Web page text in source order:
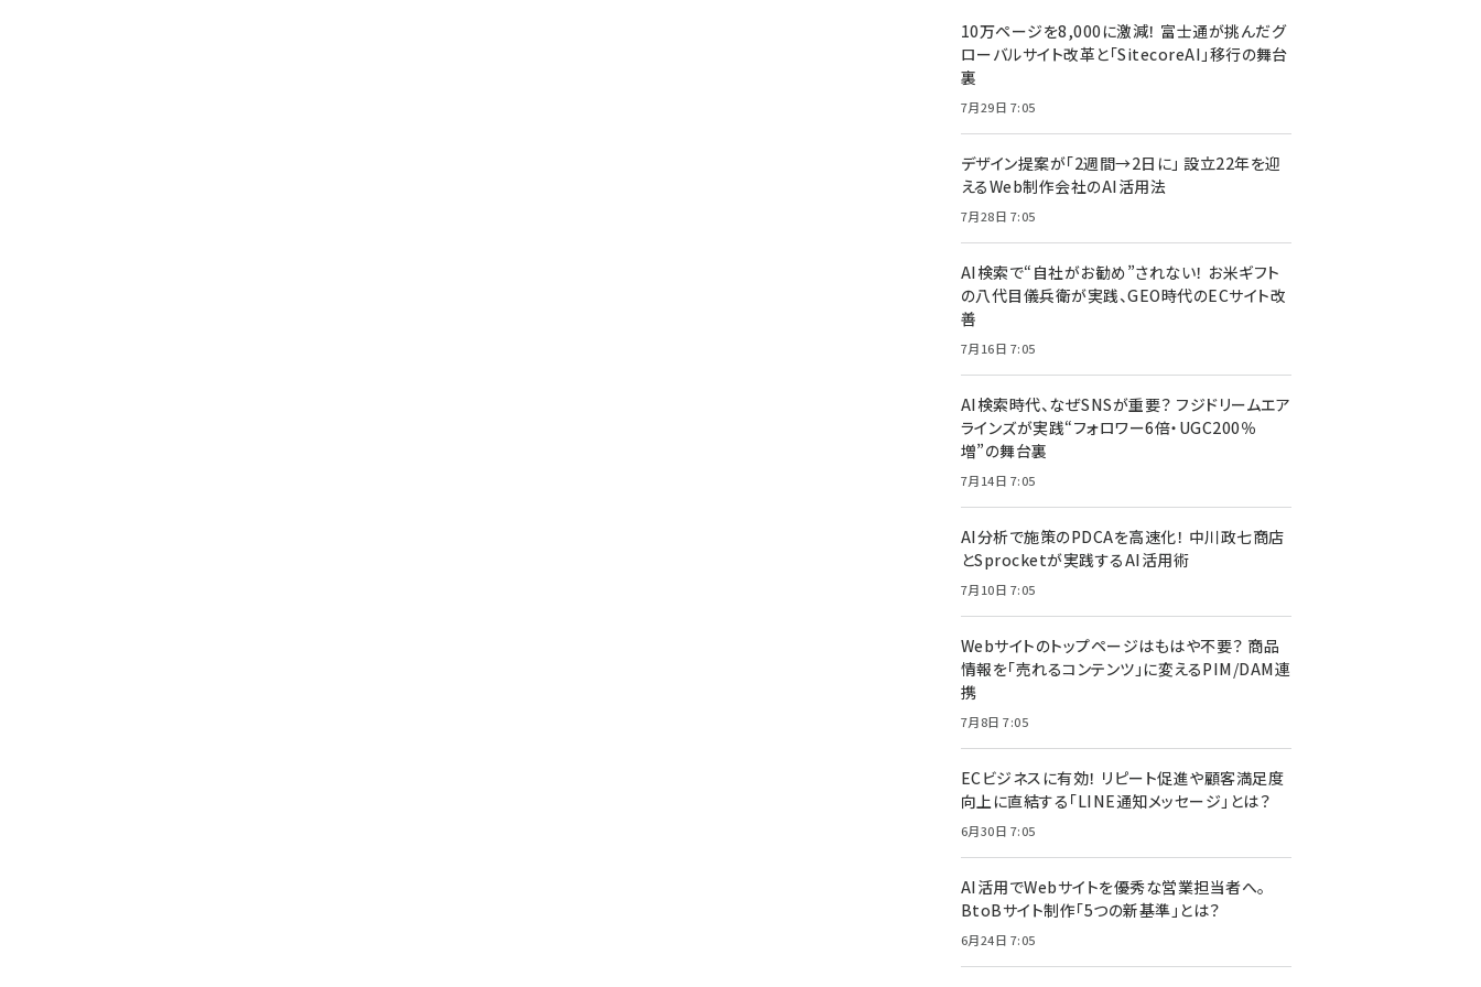
10万ページを8,000に激減！ 富士通が挑んだグ
ローバルサイト改革と「SitecoreAI」移行の舞台
裏
7月29日 7:05
デザイン提案が「2週間→2日に」 設立22年を迎
えるWeb制作会社のAI活用法
7月28日 7:05
AI検索で“自社がお勧め”されない！ お米ギフト
の八代目儀兵衛が実践、GEO時代のECサイト改
善
7月16日 7:05
AI検索時代、なぜSNSが重要？ フジドリームエア
ラインズが実践“フォロワー6倍・UGC200％
増”の舞台裏
7月14日 7:05
AI分析で施策のPDCAを高速化！ 中川政七商店
とSprocketが実践するAI活用術
7月10日 7:05
Webサイトのトップページはもはや不要？ 商品
情報を「売れるコンテンツ」に変えるPIM/DAM連
携
7月8日 7:05
ECビジネスに有効！ リピート促進や顧客満足度
向上に直結する「LINE通知メッセージ」とは？
6月30日 7:05
AI活用でWebサイトを優秀な営業担当者へ。
BtoBサイト制作「5つの新基準」とは？
6月24日 7:05